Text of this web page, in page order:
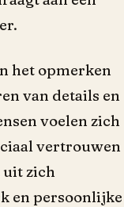
het opmerken
van details en
voelen zich
vertrouwen
zich
en persoonlijke